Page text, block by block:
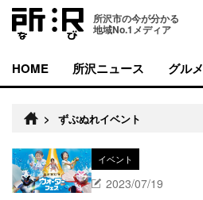
所沢市の今が分かる
地域No.1メディア
HOME 所沢ニュース グルメ
> ずぶぬれイベント
イベント
2023/07/19